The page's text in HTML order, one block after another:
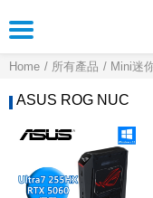
Home 所有產品 Mini迷
ASUS ROG NUC